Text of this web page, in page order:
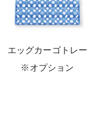
エッグカーゴトレー
※オプション